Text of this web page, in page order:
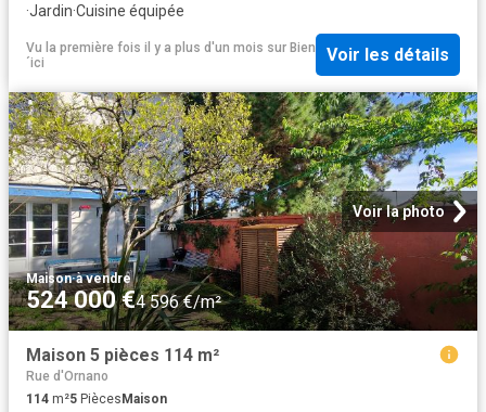
·Jardin·Cuisine équipée
Vu la première fois il y a plus d'un mois sur Bien
´ici
Voir les détails
Voir la photo
Maison·à vendre
524 000 €4 596 €/m²
Maison 5 pièces 114 m²
Rue d'Ornano
114 m²5 PiècesMaison